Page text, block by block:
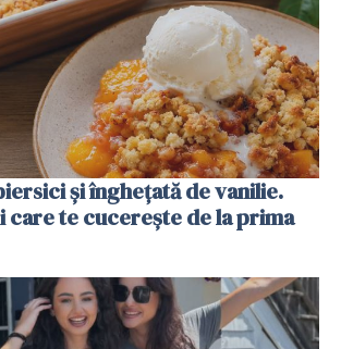
și înghețată de vanilie.
care te cucerește de la prima